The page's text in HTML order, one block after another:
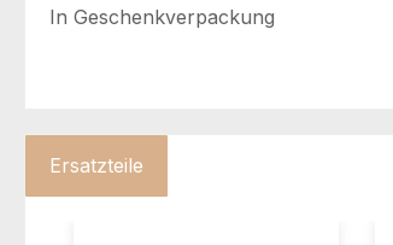
In Geschenkverpackung
Ersatzteile